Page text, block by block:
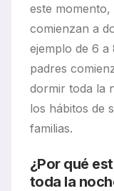
este
comienzan a
ejemplo de 6
padres
dormir toda la
los hábitos de
familias.
¿Por qué
toda la